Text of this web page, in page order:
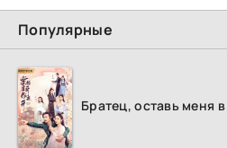
Популярные
Братец, оставь меня